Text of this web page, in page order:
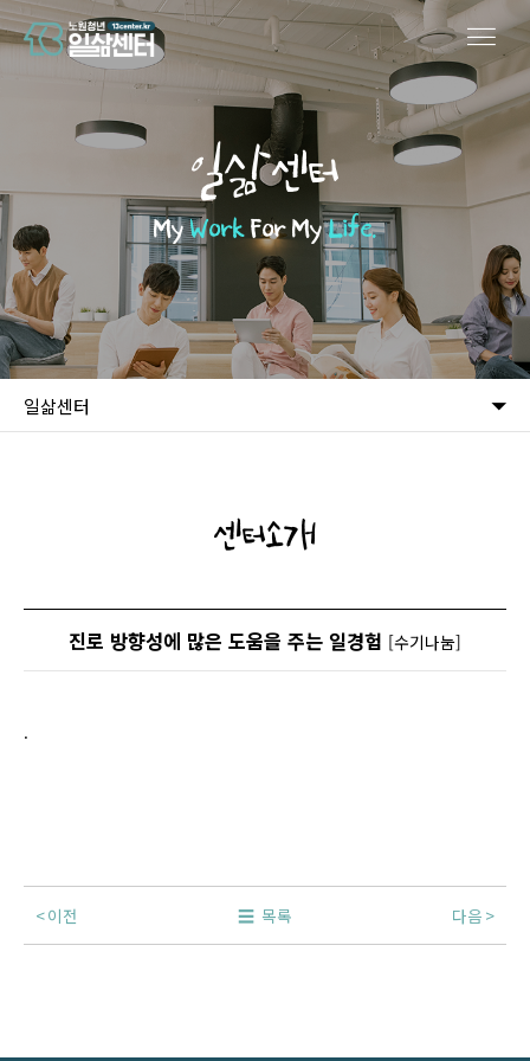
일삶센터
MyWorkFor MyLife.
일삶센터
센터소개
진로 방향성에 많은 도움을 주는 일경험 [수기나눔]
.
이전 목록 다음